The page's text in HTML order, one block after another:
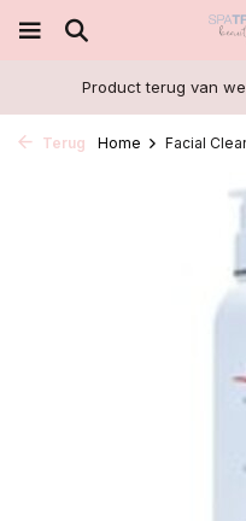
Product terug van
Terug Home Facial